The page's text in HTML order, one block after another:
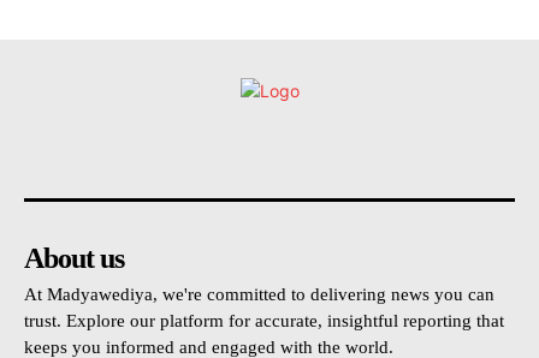
About us
At Madyawediya, we're committed to delivering news you can
trust. Explore our platform for accurate, insightful reporting that
keeps you informed and engaged with the world.